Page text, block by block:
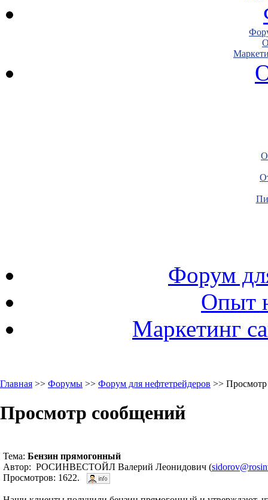
Форум
Опыт
Маркетинг
Главная >> Форумы >> Форум для нефтетрейдеров >>
Просмотр сообщений
Тема: Бензин прямогонный
Автор: РОСИНВЕСТОЙЛ Валерий Леонидович (
Просмотров: 1622.